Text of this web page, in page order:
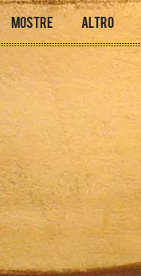
Mostre Altro